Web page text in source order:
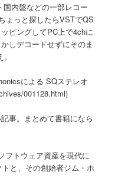
内盤などの一部レコー
ょっと探したらVSTでQS
ピングしてPC上で4chに
しデコードせずにそのま
による SQステレオ
001128.html)
事。まとめて書籍になら
フトウェア資産を現代に
と、その創始者ジム・ホ